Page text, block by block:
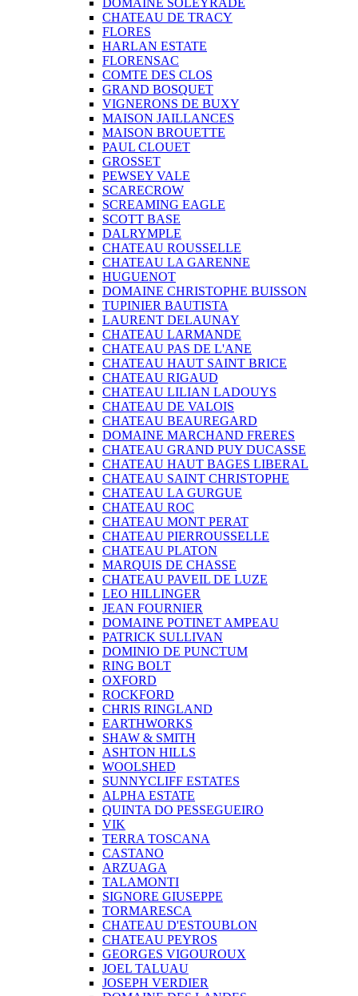
DOMAINE SOLEYRADE
CHATEAU DE TRACY
FLORES
HARLAN ESTATE
FLORENSAC
COMTE DES CLOS
GRAND BOSQUET
VIGNERONS DE BUXY
MAISON JAILLANCES
MAISON BROUETTE
PAUL CLOUET
GROSSET
PEWSEY VALE
SCARECROW
SCREAMING EAGLE
SCOTT BASE
DALRYMPLE
CHATEAU ROUSSELLE
CHATEAU LA GARENNE
HUGUENOT
DOMAINE CHRISTOPHE BUISSON
TUPINIER BAUTISTA
LAURENT DELAUNAY
CHATEAU LARMANDE
CHATEAU PAS DE L'ANE
CHATEAU HAUT SAINT BRICE
CHATEAU RIGAUD
CHATEAU LILIAN LADOUYS
CHATEAU DE VALOIS
CHATEAU BEAUREGARD
DOMAINE MARCHAND FRERES
CHATEAU GRAND PUY DUCASSE
CHATEAU HAUT BAGES LIBERAL
CHATEAU SAINT CHRISTOPHE
CHATEAU LA GURGUE
CHATEAU ROC
CHATEAU MONT PERAT
CHATEAU PIERROUSSELLE
CHATEAU PLATON
MARQUIS DE CHASSE
CHATEAU PAVEIL DE LUZE
LEO HILLINGER
JEAN FOURNIER
DOMAINE POTINET AMPEAU
PATRICK SULLIVAN
DOMINIO DE PUNCTUM
RING BOLT
OXFORD
ROCKFORD
CHRIS RINGLAND
EARTHWORKS
SHAW & SMITH
ASHTON HILLS
WOOLSHED
SUNNYCLIFF ESTATES
ALPHA ESTATE
QUINTA DO PESSEGUEIRO
VIK
TERRA TOSCANA
CASTANO
ARZUAGA
TALAMONTI
SIGNORE GIUSEPPE
TORMARESCA
CHATEAU D'ESTOUBLON
CHATEAU PEYROS
GEORGES VIGOUROUX
JOEL TALUAU
JOSEPH VERDIER